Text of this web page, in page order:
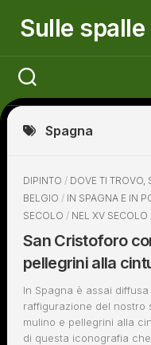
Sulle
Spagna
DIPINTO / DOVE TI TROVO,
BELGIO / IN SPAGNA E IN
SECOLO / NEL XV SECOLO
San Cristoforo
pellegrini alla
In Spagna è assai
raffigurazione del nostro
mulino e pellegrini alla
di questa iconografia